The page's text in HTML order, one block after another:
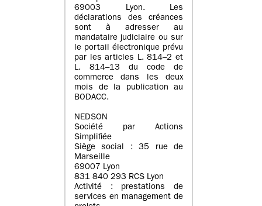
69003 Lyon. Les
déclarations des créances
sont à adresser au
mandataire judiciaire ou sur
le portail électronique prévu
par les articles L. 814–2 et
L. 814–13 du code de
commerce dans les deux
mois de la publication au
BODACC.
NEDSON
Société par Actions
Simplifiée
Siège social : 35 rue de
Marseille
69007 Lyon
831 840 293 RCS Lyon
Activité : prestations de
services en management de